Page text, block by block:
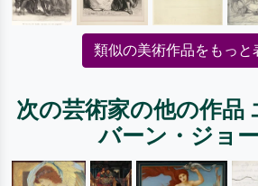
類似の美術作品をもっと
次の芸術家の他の作品
バーン・ジョ